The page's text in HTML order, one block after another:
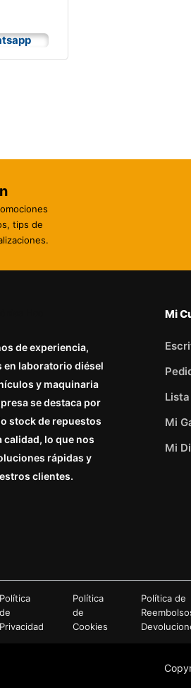
tips de
de experiencia,
en laboratorio diésel
y maquinaria
se destaca por
stock de repuestos
calidad, lo que nos
rápidas y
clientes.
Mi
Mi
Mi
Política
de
Privacidad
Política
de
Cookies
Política de